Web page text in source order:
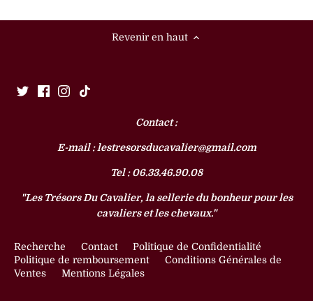
Revenir en haut
Contact :
E-mail : lestresorsducavalier@gmail.com
Tel : 06.33.46.90.08
"Les Trésors Du Cavalier, la sellerie du bonheur pour les
cavaliers et les chevaux."
Recherche Contact
Politique de Confidentialité
Politique de remboursement
Conditions Générales de
Ventes
Mentions Légales